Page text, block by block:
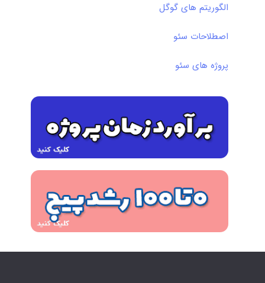
الگوریتم های گوگل
اصطلاحات سئو
پروژه های سئو